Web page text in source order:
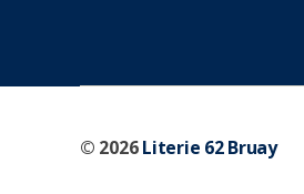
© 2026Literie 62 Bruay